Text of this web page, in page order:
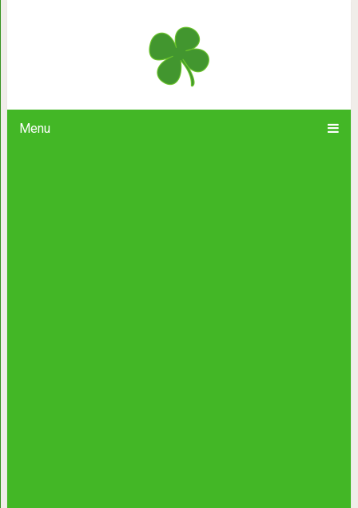
Menu
23 фотографии, которые